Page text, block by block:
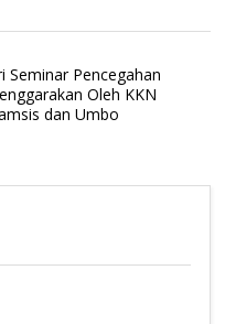
Seminar Pencegahan
Oleh KKN
dan Umbo